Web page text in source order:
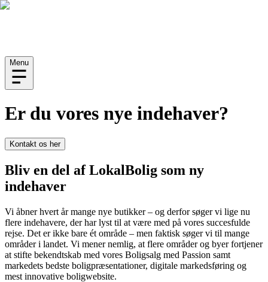
Menu
Er du vores nye indehaver?
Kontakt os her
Bliv en del af LokalBolig som ny
indehaver
Vi åbner hvert år mange nye butikker – og derfor søger vi lige nu
flere indehavere, der har lyst til at være med på vores succesfulde
rejse. Det er ikke bare ét område – men faktisk søger vi til mange
områder i landet. Vi mener nemlig, at flere områder og byer fortjener
at stifte bekendtskab med vores Boligsalg med Passion samt
markedets bedste boligpræsentationer, digitale markedsføring og
mest innovative boligwebsite.